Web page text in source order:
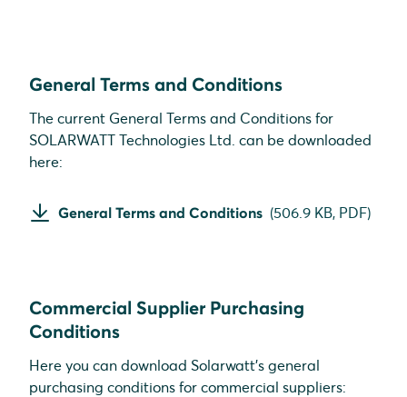
General Terms and Conditions
The current General Terms and Conditions for
SOLARWATT Technologies Ltd. can be downloaded
here:
General Terms and Conditions (506.9 KB, PDF)
Commercial Supplier Purchasing
Conditions
Here you can download Solarwatt's general
purchasing conditions for commercial suppliers: